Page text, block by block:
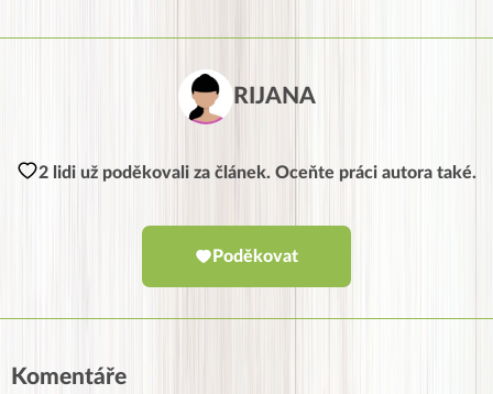
RIJANA
2 lidi už poděkovali za článek. Oceňte práci autora také.
Poděkovat
Komentáře